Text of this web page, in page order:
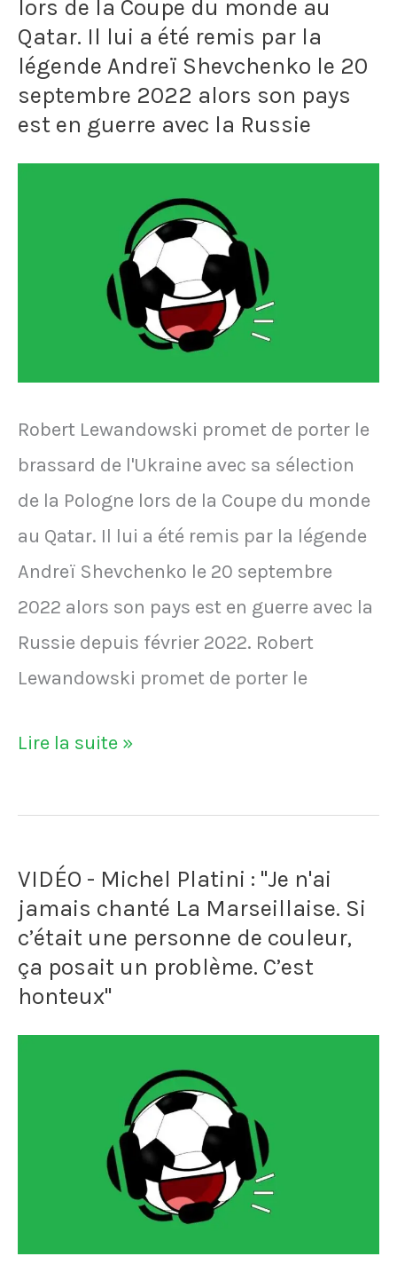
le
boucher
de
Séville,
légende
lors de la Coupe du monde au
Qatar. Il lui a été remis par la
légende Andreï Shevchenko le 20
septembre 2022 alors son pays
est en guerre avec la Russie
Robert Lewandowski promet de porter le
brassard de l'Ukraine avec sa sélection
de la Pologne lors de la Coupe du monde
au Qatar. Il lui a été remis par la légende
Andreï Shevchenko le 20 septembre
2022 alors son pays est en guerre avec la
Russie depuis février 2022. Robert
Lewandowski promet de porter le
Robert
promet
porter
le
de
Lire la suite »
VIDÉO - Michel Platini : "Je n'ai
jamais chanté La Marseillaise. Si
c’était une personne de couleur,
ça posait un problème. C’est
honteux"